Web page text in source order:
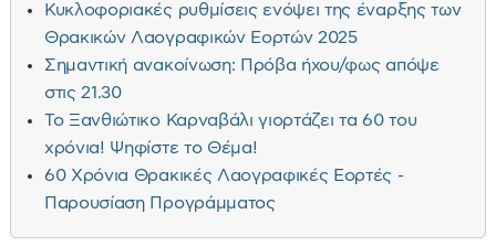
Κυκλοφοριακές ρυθμίσεις ενόψει της έναρξης των
Θρακικών Λαογραφικών Εορτών 2025
Σημαντική ανακοίνωση: Πρόβα ήχου/φως απόψε
στις 21.30
Το Ξανθιώτικο Καρναβάλι γιορτάζει τα 60 του
χρόνια! Ψηφίστε το Θέμα!
60 Χρόνια Θρακικές Λαογραφικές Εορτές -
Παρουσίαση Προγράμματος